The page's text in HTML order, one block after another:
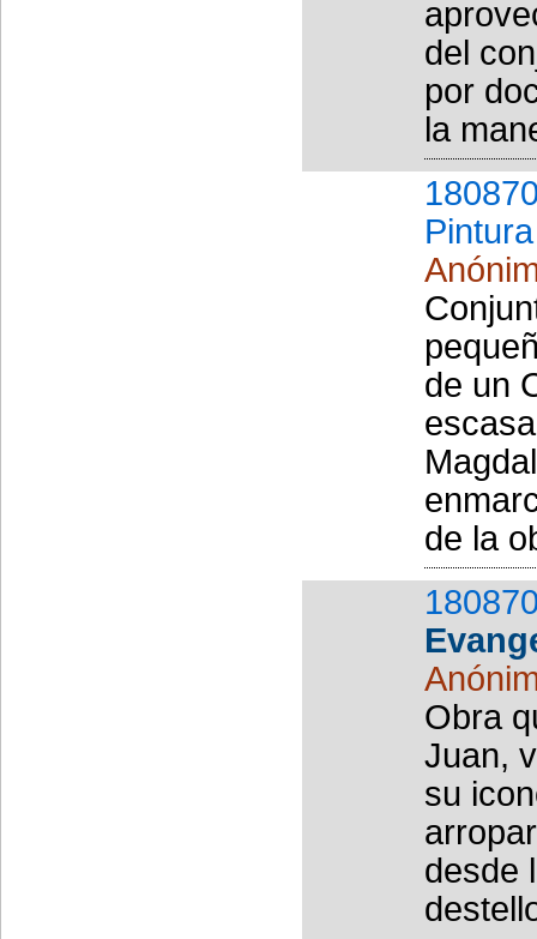
del
por
la
Pintura
de un
de la
Obra
Juan,
su
desde